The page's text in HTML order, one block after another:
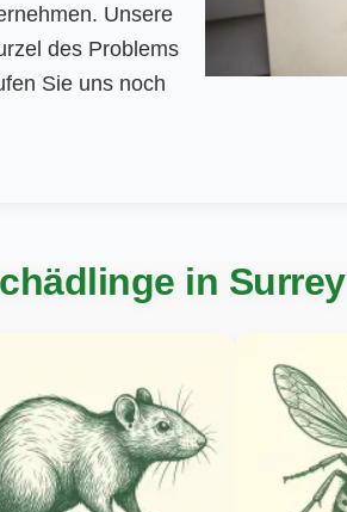
Unsere
des Problems
Sie uns noch
in Surrey